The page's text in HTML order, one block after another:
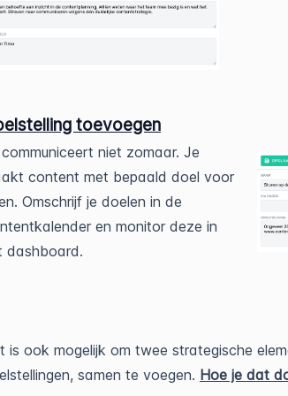
toevoegen
niet zomaar. Je
content met bepaald doel voor
Omschrijf je doelen in de
en monitor deze in
dashboard.
is ook mogelijk om twee strategische
samen te voegen. Hoe je dat